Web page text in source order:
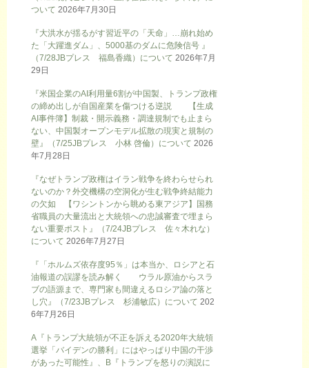
ついて 2026年7月30日
『大洪水が揺るがす習近平の「天命」…崩れ始め
た「大躍進ダム」、5000基のダムに危険信号 』
（7/28JBプレス 福島香織）について 2026年7月
29日
『米国企業のAI利用量6割が中国製、トランプ政権
の締め出しが自国産業を傷つける逆説 【生成
AI事件簿】制裁・開示義務・調達規制でも止まら
ない、中国製オープンモデル拡散の現実と規制の
壁』（7/25JBプレス 小林 啓倫）について 2026
年7月28日
『なぜトランプ政権はイラン戦争を終わらせられ
ないのか？外交機構の空洞化が生む戦争終結能力
の欠如 【ワシントンから眺める東アジア】国務
省職員の大量流出と大統領への忠誠審査で埋まら
ない重要ポスト』（7/24JBプレス 佐々木れな）
について 2026年7月27日
『「ホルムズ依存度95％」は本当か、ロシアと石
油報道の誤謬を読み解く ウラル原油からスラ
ブの語源まで、専門家も間違えるロシア論の落と
し穴』（7/23JBプレス 杉浦敏広）について 202
6年7月26日
A『トランプ大統領が不正を訴える2020年大統領
選挙「バイデンの勝利」にはやっぱり中国の干渉
があった可能性』、B『トランプを怒りの演説に